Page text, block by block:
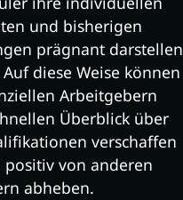
und bisherigen
prägnant darstellen
diese Weise können
Arbeitgebern
Überblick über
verschaffen
positiv von anderen
abheben.